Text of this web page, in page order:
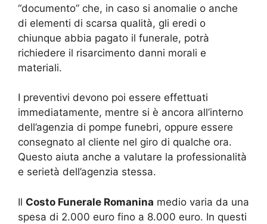
“documento” che, in caso si anomalie o anche
di elementi di scarsa qualità, gli eredi o
chiunque abbia pagato il funerale, potrà
richiedere il risarcimento danni morali e
materiali.
I preventivi devono poi essere effettuati
immediatamente, mentre si è ancora all’interno
dell’agenzia di pompe funebri, oppure essere
consegnato al cliente nel giro di qualche ora.
Questo aiuta anche a valutare la professionalità
e serietà dell’agenzia stessa.
Il Costo Funerale Romanina medio varia da una
spesa di 2.000 euro fino a 8.000 euro. In questi